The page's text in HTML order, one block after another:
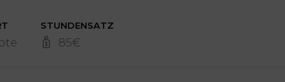
STUNDENSATZ
85€